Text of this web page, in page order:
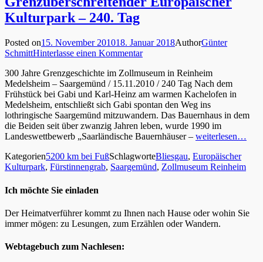
Kulturpark – 240. Tag
Posted on15. November 201018. Januar 2018AuthorGünter
SchmittHinterlasse einen Kommentar
300 Jahre Grenzgeschichte im Zollmuseum in Reinheim
Medelsheim – Saargemünd / 15.11.2010 / 240 Tag Nach dem
Frühstück bei Gabi und Karl-Heinz am warmen Kachelofen in
Medelsheim, entschließt sich Gabi spontan den Weg ins
lothringische Saargemünd mitzuwandern. Das Bauernhaus in dem
die Beiden seit über zwanzig Jahren leben, wurde 1990 im
Landeswettbewerb „Saarländische Bauernhäuser – weiterlesen…
Kategorien5200 km bei FußSchlagworteBliesgau, Europäischer
Kulturpark, Fürstinnengrab, Saargemünd, Zollmuseum Reinheim
Ich möchte Sie einladen
Der Heimatverführer kommt zu Ihnen nach Hause oder wohin Sie
immer mögen: zu Lesungen, zum Erzählen oder Wandern.
Webtagebuch zum Nachlesen: